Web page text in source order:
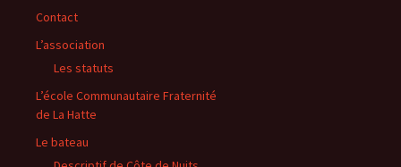
Contact
L’association
Les statuts
L’école Communautaire Fraternité
de La Hatte
Le bateau